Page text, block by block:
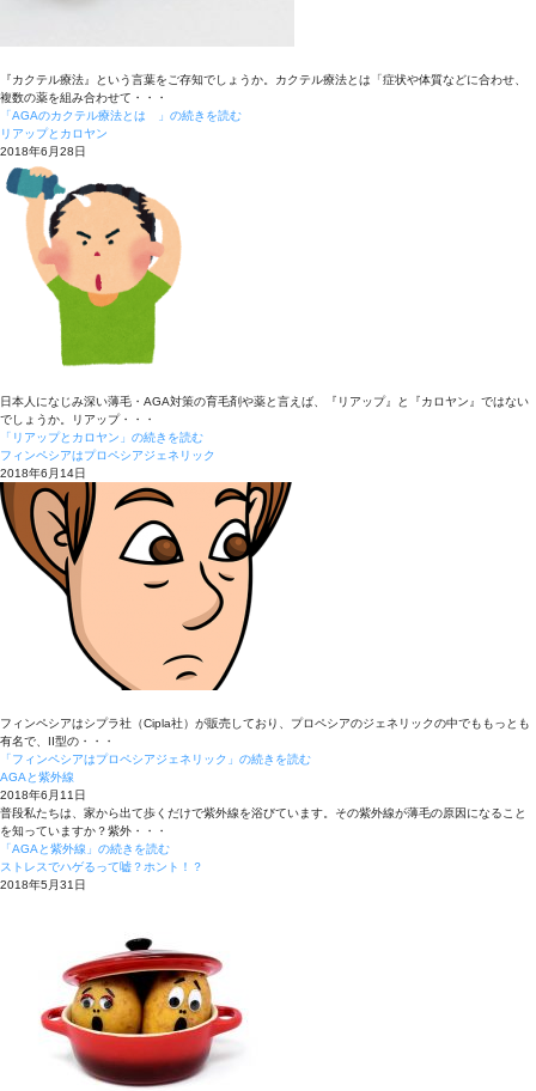
『カクテル療法』という言葉をご存知でしょうか。カクテル療法とは「症状や体質などに合わせ、
複数の薬を組み合わせて・・・
「AGAのカクテル療法とは 」の続きを読む
リアップとカロヤン
2018年6月28日
日本人になじみ深い薄毛・AGA対策の育毛剤や薬と言えば、『リアップ』と『カロヤン』ではない
でしょうか。リアップ・・・
「リアップとカロヤン」の続きを読む
フィンペシアはプロペシアジェネリック
2018年6月14日
フィンペシアはシプラ社（Cipla社）が販売しており、プロペシアのジェネリックの中でももっとも
有名で、II型の・・・
「フィンペシアはプロペシアジェネリック」の続きを読む
AGAと紫外線
2018年6月11日
普段私たちは、家から出て歩くだけで紫外線を浴びています。その紫外線が薄毛の原因になること
を知っていますか？紫外・・・
「AGAと紫外線」の続きを読む
ストレスでハゲるって嘘？ホント！？
2018年5月31日